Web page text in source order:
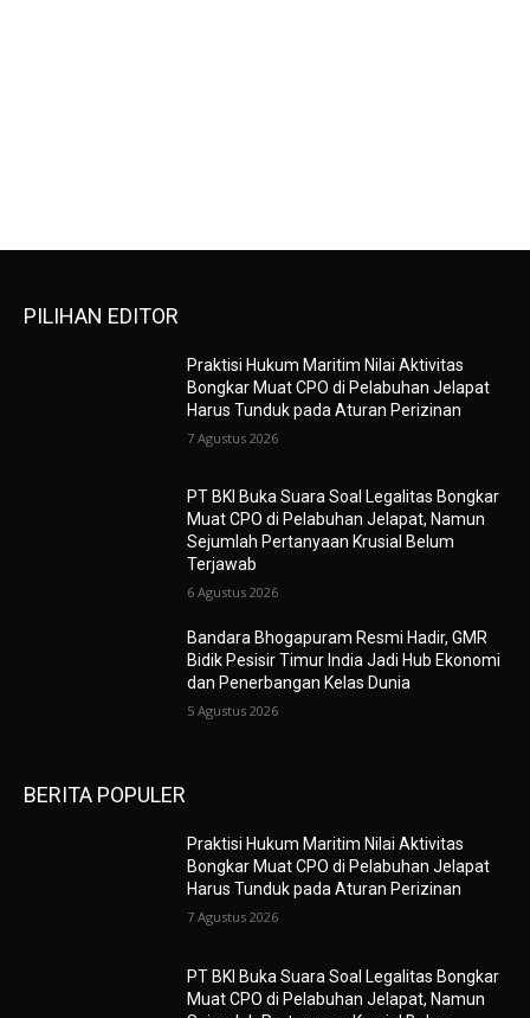
PILIHAN EDITOR
Praktisi Hukum Maritim Nilai Aktivitas
Bongkar Muat CPO di Pelabuhan Jelapat
Harus Tunduk pada Aturan Perizinan
7 Agustus 2026
PT BKI Buka Suara Soal Legalitas Bongkar
Muat CPO di Pelabuhan Jelapat, Namun
Sejumlah Pertanyaan Krusial Belum
Terjawab
6 Agustus 2026
Bandara Bhogapuram Resmi Hadir, GMR
Bidik Pesisir Timur India Jadi Hub Ekonomi
dan Penerbangan Kelas Dunia
5 Agustus 2026
BERITA POPULER
Praktisi Hukum Maritim Nilai Aktivitas
Bongkar Muat CPO di Pelabuhan Jelapat
Harus Tunduk pada Aturan Perizinan
7 Agustus 2026
PT BKI Buka Suara Soal Legalitas Bongkar
Muat CPO di Pelabuhan Jelapat, Namun